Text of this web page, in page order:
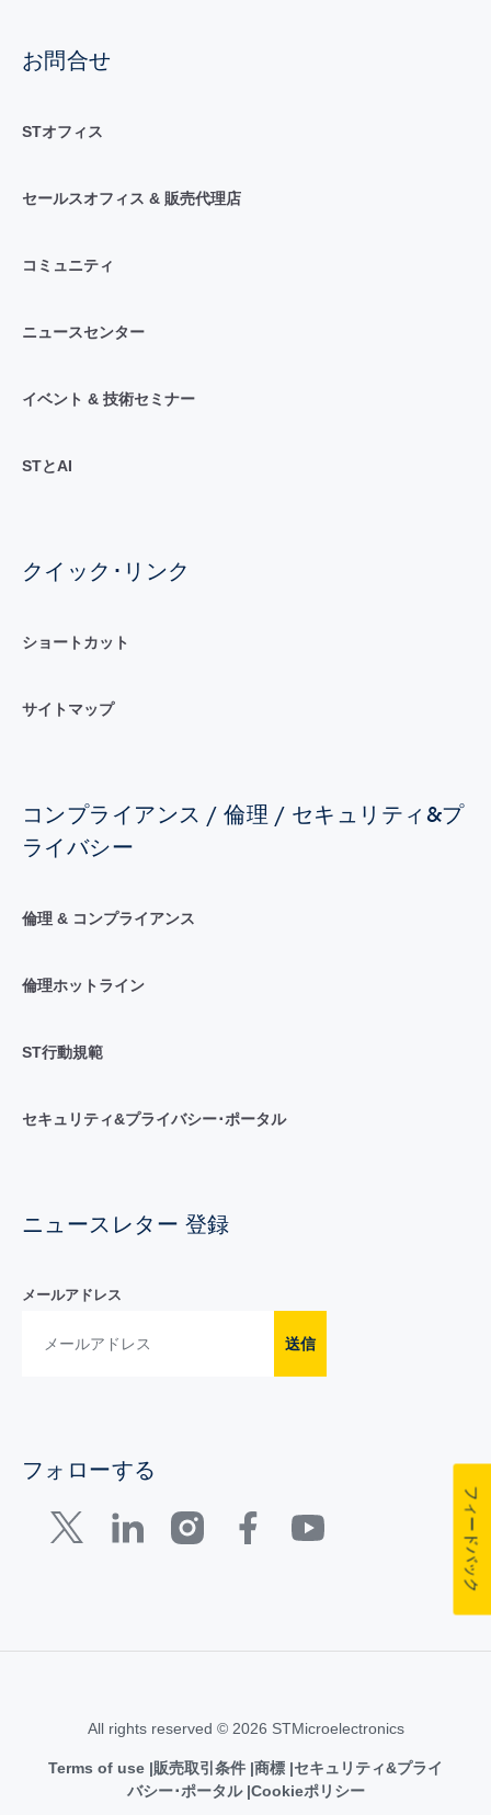
お問合せ
STオフィス
セールスオフィス & 販売代理店
コミュニティ
ニュースセンター
イベント & 技術セミナー
STとAI
クイック･リンク
ショートカット
サイトマップ
コンプライアンス / 倫理 / セキュリティ&プ
ライバシー
倫理 & コンプライアンス
倫理ホットライン
ST行動規範
セキュリティ&プライバシー･ポータル
ニュースレター 登録
メールアドレス
送信
フォローする
All rights reserved © 2026 STMicroelectronics
Terms of use 販売取引条件 商標 セキュリティ&プライ
バシー･ポータル Cookieポリシー
フィードバック